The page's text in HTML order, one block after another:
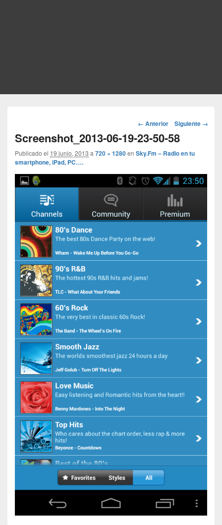
Navegador
de
imágenes
← Anterior Siguiente →
Screenshot_2013-06-19-23-50-58
Publicado el 19 junio, 2013 a 720 × 1280en Sky.Fm – Radio en tu
smartphone, iPad, PC….